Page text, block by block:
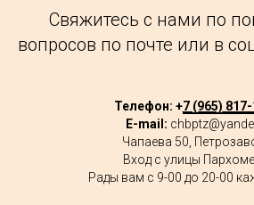
Свяжитесь с нами по
вопросов по почте или в
Телефон: +7 (965)
E-mail:
Чапаева 50,
Вход с улицы
Рады вам с 9-00 до 20-00